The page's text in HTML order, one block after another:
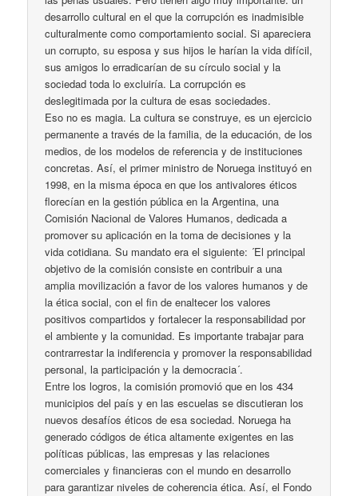
desarrollo cultural en el que la corrupción es inadmisible
culturalmente como comportamiento social. Si apareciera
un corrupto, su esposa y sus hijos le harían la vida difícil,
sus amigos lo erradicarían de su círculo social y la
sociedad toda lo excluiría. La corrupción es
deslegitimada por la cultura de esas sociedades.
Eso no es magia. La cultura se construye, es un ejercicio
permanente a través de la familia, de la educación, de los
medios, de los modelos de referencia y de instituciones
concretas. Así, el primer ministro de Noruega instituyó en
1998, en la misma época en que los antivalores éticos
florecían en la gestión pública en la Argentina, una
Comisión Nacional de Valores Humanos, dedicada a
promover su aplicación en la toma de decisiones y la
vida cotidiana. Su mandato era el siguiente: ´El principal
objetivo de la comisión consiste en contribuir a una
amplia movilización a favor de los valores humanos y de
la ética social, con el fin de enaltecer los valores
positivos compartidos y fortalecer la responsabilidad por
el ambiente y la comunidad. Es importante trabajar para
contrarrestar la indiferencia y promover la responsabilidad
personal, la participación y la democracia´.
Entre los logros, la comisión promovió que en los 434
municipios del país y en las escuelas se discutieran los
nuevos desafíos éticos de esa sociedad. Noruega ha
generado códigos de ética altamente exigentes en las
políticas públicas, las empresas y las relaciones
comerciales y financieras con el mundo en desarrollo
para garantizar niveles de coherencia ética. Así, el Fondo